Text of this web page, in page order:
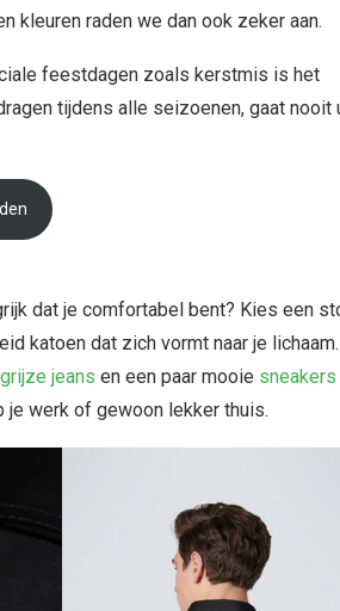
raden we dan ook zeker aan.
feestdagen zoals kerstmis is het
tijdens alle seizoenen, gaat nooit
dat je comfortabel bent? Kies een
katoen dat zich vormt naar je lichaam.
grijze jeans en een paar mooie sneakers
je werk of gewoon lekker thuis.